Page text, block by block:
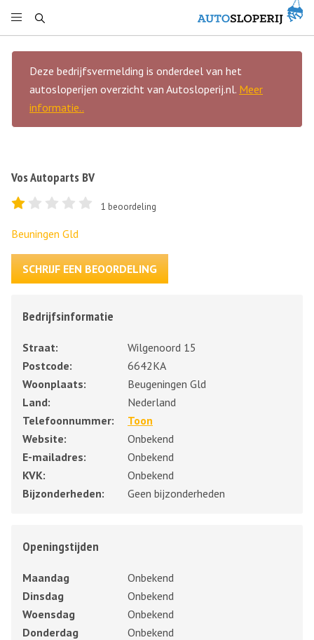
Deze bedrijfsvermelding is onderdeel van het
autosloperijen overzicht van Autosloperij.nl. Meer
informatie..
Vos Autoparts BV
1 beoordeling
Beuningen Gld
SCHRIJF EEN BEOORDELING
Bedrijfsinformatie
Straat:
Wilgenoord 15
Postcode:
6642KA
Woonplaats:
Beugeningen Gld
Land:
Nederland
Telefoonnummer:
Toon
Website:
Onbekend
E-mailadres:
Onbekend
KVK:
Onbekend
Bijzonderheden:
Geen bijzonderheden
Openingstijden
Maandag
Onbekend
Dinsdag
Onbekend
Woensdag
Onbekend
Donderdag
Onbekend